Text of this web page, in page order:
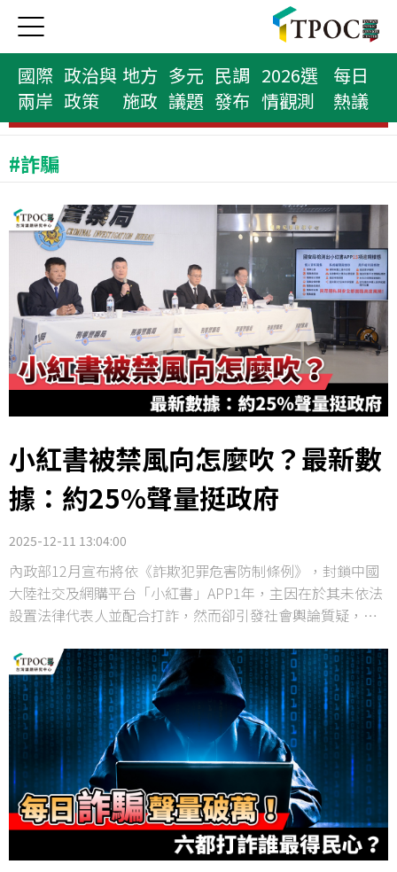
國際
兩岸
政治與
政策
地方
施政
多元
議題
民調
發布
2026選
情觀測
每日
熱議
民意代表榜
#詐騙
小紅書被禁風向怎麼吹？最新數
據：約25%聲量挺政府
2025-12-11 13:04:00
內政部12月宣布將依《詐欺犯罪危害防制條例》，封鎖中國
大陸社交及網購平台「小紅書」APP1年，主因在於其未依法
設置法律代表人並配合打詐，然而卻引發社會輿論質疑，認
內容，在野黨也批評政府打詐不彰就把問題外部化、遇到
「紅色」就緊張。雖然刑事局之後進一步公布統計數據，顯
示今年1月至11月間，涉及小紅書的詐騙案件數共有756件，
以解除分期付款、假網拍及假投資案件居多，然而相關質疑
聲浪仍未平息。